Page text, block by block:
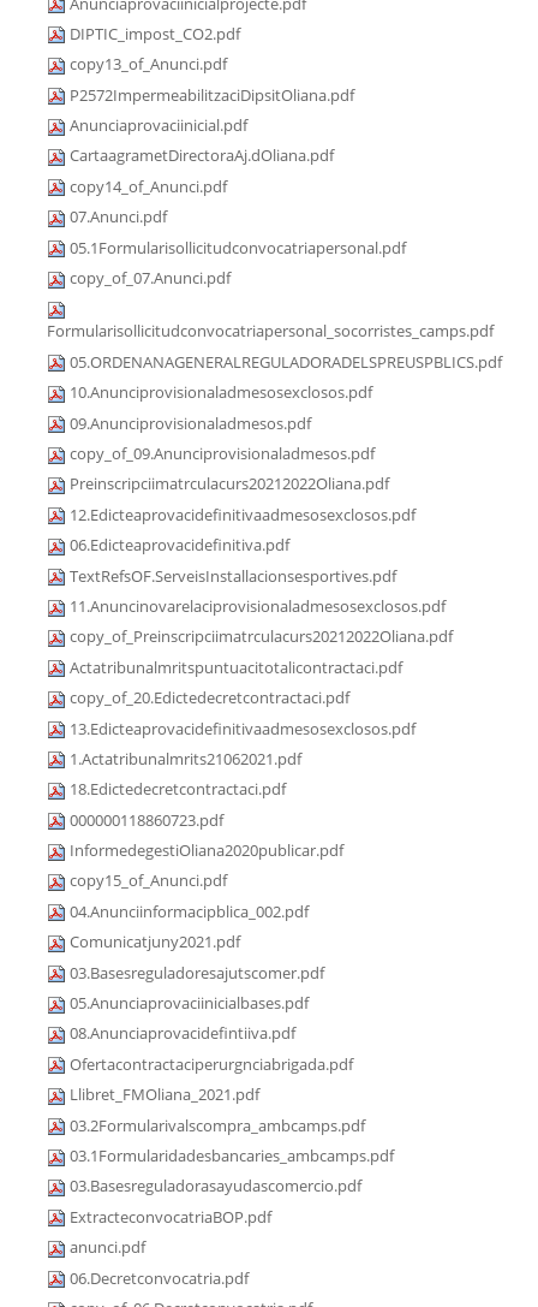
DIPTIC_impost_CO2.pdf
copy13_of_Anunci.pdf
P2572ImpermeabilitzaciDipsitOliana.pdf
Anunciaprovaciinicial.pdf
CartaagrametDirectoraAj.dOliana.pdf
copy14_of_Anunci.pdf
07.Anunci.pdf
05.1Formularisollicitudconvocatriapersonal.pdf
copy_of_07.Anunci.pdf
Formularisollicitudconvocatriapersonal_socorristes_camps.pdf
05.ORDENANAGENERALREGULADORADELSPREUSPBLICS.pdf
10.Anunciprovisionaladmesosexclosos.pdf
09.Anunciprovisionaladmesos.pdf
copy_of_09.Anunciprovisionaladmesos.pdf
Preinscripciimatrculacurs20212022Oliana.pdf
12.Edicteaprovacidefinitivaadmesosexclosos.pdf
06.Edicteaprovacidefinitiva.pdf
TextRefsOF.ServeisInstallacionsesportives.pdf
11.Anuncinovarelaciprovisionaladmesosexclosos.pdf
copy_of_Preinscripciimatrculacurs20212022Oliana.pdf
Actatribunalmritspuntuacitotalicontractaci.pdf
copy_of_20.Edictedecretcontractaci.pdf
13.Edicteaprovacidefinitivaadmesosexclosos.pdf
1.Actatribunalmrits21062021.pdf
18.Edictedecretcontractaci.pdf
000000118860723.pdf
InformedegestiOliana2020publicar.pdf
copy15_of_Anunci.pdf
04.Anunciinformacipblica_002.pdf
Comunicatjuny2021.pdf
03.Basesreguladoresajutscomer.pdf
05.Anunciaprovaciinicialbases.pdf
08.Anunciaprovacidefintiiva.pdf
Ofertacontractaciperurgnciabrigada.pdf
Llibret_FMOliana_2021.pdf
03.2Formularivalscompra_ambcamps.pdf
03.1Formularidadesbancaries_ambcamps.pdf
03.Basesreguladorasayudascomercio.pdf
ExtracteconvocatriaBOP.pdf
anunci.pdf
06.Decretconvocatria.pdf